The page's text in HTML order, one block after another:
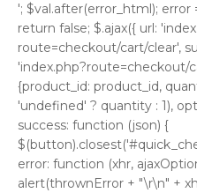
'; $val.after(error_html); error
return false; $.ajax({ url:
route=checkout/cart/clear',
'index.php?route=checkout/
{product_id: product_id,
'undefined' ? quantity : 1),
success: function (json) {
error: function (xhr,
alert(thrownError + "\r\n" +